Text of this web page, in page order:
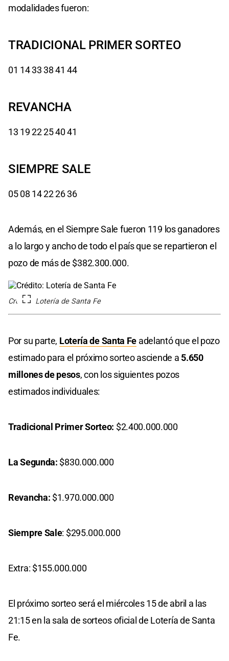
modalidades fueron:
TRADICIONAL PRIMER SORTEO
01 14 33 38 41 44
REVANCHA
13 19 22 25 40 41
SIEMPRE SALE
05 08 14 22 26 36
Además, en el Siempre Sale fueron 119 los ganadores
a lo largo y ancho de todo el país que se repartieron el
pozo de más de $382.300.000.
Crédito: Lotería de Santa Fe
Por su parte, Lotería de Santa Fe adelantó que el pozo
estimado para el próximo sorteo asciende a 5.650
millones de pesos, con los siguientes pozos
estimados individuales:
Tradicional Primer Sorteo: $2.400.000.000
La Segunda: $830.000.000
Revancha: $1.970.000.000
Siempre Sale: $295.000.000
Extra: $155.000.000
El próximo sorteo será el miércoles 15 de abril a las
21:15 en la sala de sorteos oficial de Lotería de Santa
Fe.